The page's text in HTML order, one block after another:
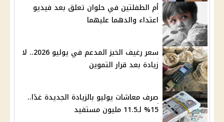
أم الطفلتين في حلوان تعلق بعد فيديو
اعتداء والدهما عليهما
سعر رغيف الخبز المدعم في يوليو 2026.. لا
زيادة بعد قرار التموين
صرف معاشات يوليو بالزيادة الجديدة غدًا..
15% لـ11.5 مليون مستفيد